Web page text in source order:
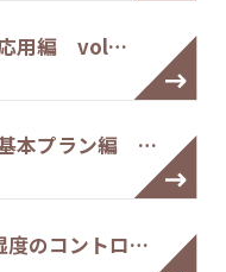
応用編 vol…
基本プラン編 …
のコントロ…